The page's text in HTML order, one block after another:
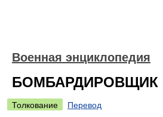
Военная энциклопедия
БОМБАРДИРОВЩИК
Толкование
Перевод